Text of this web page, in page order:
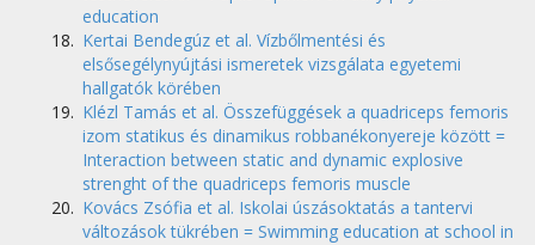
education
Kertai Bendegúz et al. Vízbőlmentési és
elsősegélynyújtási ismeretek vizsgálata egyetemi
hallgatók körében
Klézl Tamás et al. Összefüggések a quadriceps femoris
izom statikus és dinamikus robbanékonyereje között =
Interaction between static and dynamic explosive
strenght of the quadriceps femoris muscle
Kovács Zsófia et al. Iskolai úszásoktatás a tantervi
változások tükrében = Swimming education at school in